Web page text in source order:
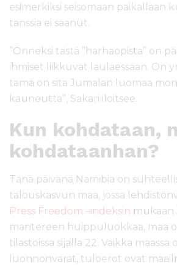
esimerkiksi seisomaan paikallaan
tanssia ei saanut.
”Onneksi tästä ”harhaopista” on
ihmiset liikkuvat laulaessaan. On
tämä on sitä Jumalan luomaa
kauneutta”, Sakari iloitsee.
Kun kohdataan,
kohdataanhan?
Tänä päivänä Namibia on
talouskasvun maa, jossa
Press Freedom –indeksin mukaan
mantereen huippuluokkaa, maa
tilastoissa sijalla 22. Vaikka maassa
luonnonvarat, tuloerot ovat